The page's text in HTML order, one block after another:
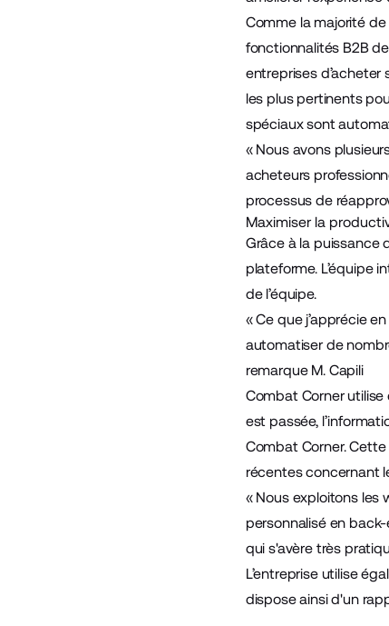
Comme la majorité
fonctionnalités B2B
entreprises
les plus pertinents
spéciaux sont
« Nous avons
acheteurs
processus de
Maximiser la
Grâce à la puissance
plateforme. L’équipe
de l’équipe.
« Ce que j’apprécie
automatiser de
remarque M. Capili
Combat Corner
est passée,
Combat Corner.
récentes concernant
« Nous exploitons les
personnalisé en
qui s'avère très
L’entreprise utilise
dispose ainsi d'un